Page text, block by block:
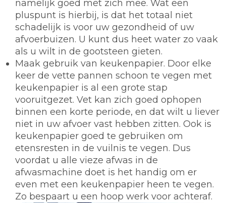
namelijk goed met zich mee. Wat een
pluspunt is hierbij, is dat het totaal niet
schadelijk is voor uw gezondheid of uw
afvoerbuizen. U kunt dus heet water zo vaak
als u wilt in de gootsteen gieten.
Maak gebruik van keukenpapier. Door elke
keer de vette pannen schoon te vegen met
keukenpapier is al een grote stap
vooruitgezet. Vet kan zich goed ophopen
binnen een korte periode, en dat wilt u liever
niet in uw afvoer vast hebben zitten. Ook is
keukenpapier goed te gebruiken om
etensresten in de vuilnis te vegen. Dus
voordat u alle vieze afwas in de
afwasmachine doet is het handig om er
even met een keukenpapier heen te vegen.
Zo bespaart u een hoop werk voor achteraf.